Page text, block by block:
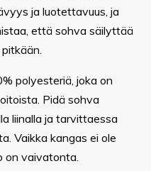
ja luotettavuus, ja
että sohva säilyttää
polyesteriä, joka on
Pidä sohva
liinalla ja tarvittaessa
Vaikka kangas ei ole
on vaivatonta.